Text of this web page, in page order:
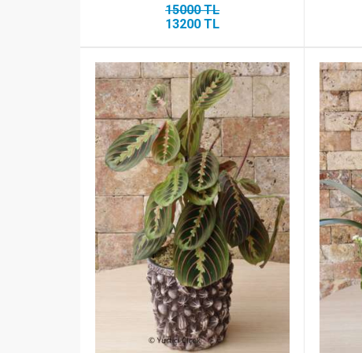
15000 TL
13200 TL